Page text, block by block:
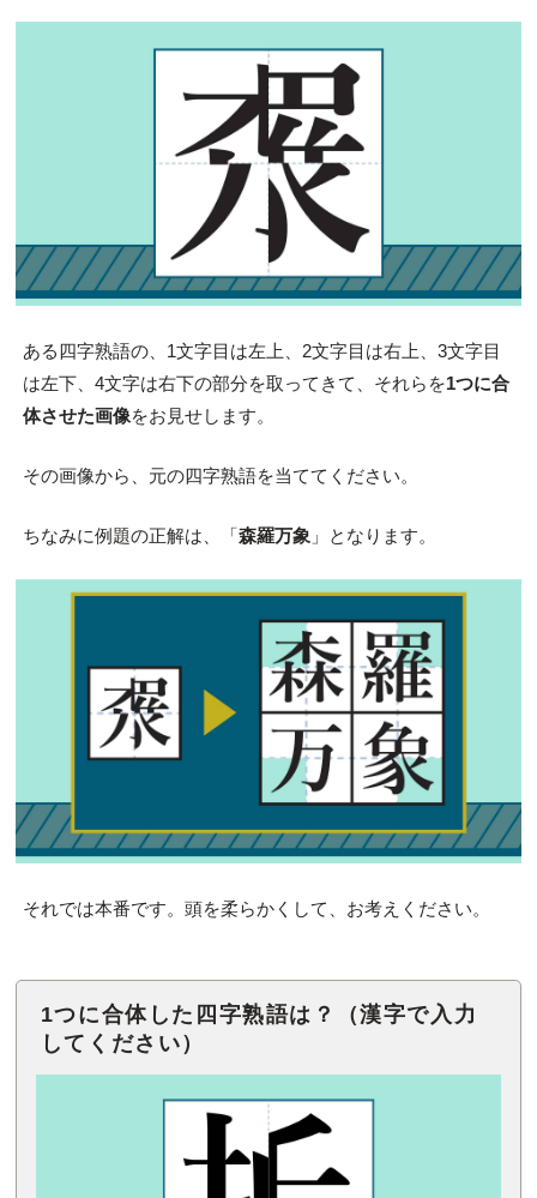
ある四字熟語の、1文字目は左上、2文字目は右上、3文字目
は左下、4文字は右下の部分を取ってきて、それらを1つに合
体させた画像をお見せします。
その画像から、元の四字熟語を当ててください。
ちなみに例題の正解は、「森羅万象 」となります。
それでは本番です。頭を柔らかくして、お考えください。
1つに合体した四字熟語は？（漢字で入力
してください）